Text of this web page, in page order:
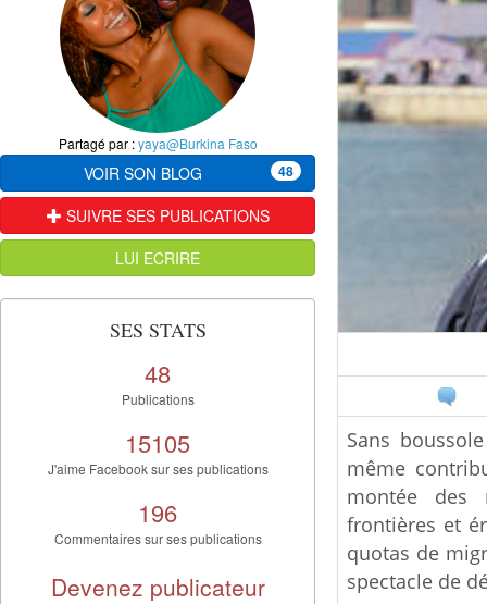
Sans
même
montée des
frontières et
quotas de
spectacle de
Partagé par :yaya@Burkina Faso
VOIR SON BLOG 48
SUIVRE SES PUBLICATIONS
LUI ECRIRE
SES STATS
48
Publications
15105
J'aime Facebook sur ses publications
196
Commentaires sur ses publications
Devenez publicateur